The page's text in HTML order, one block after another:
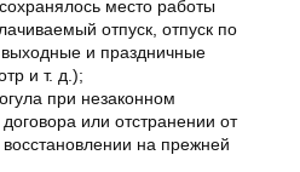
место работы
отпуск, отпуск по
и праздничные
и т. д.);
при незаконном
или отстранении от
на прежней